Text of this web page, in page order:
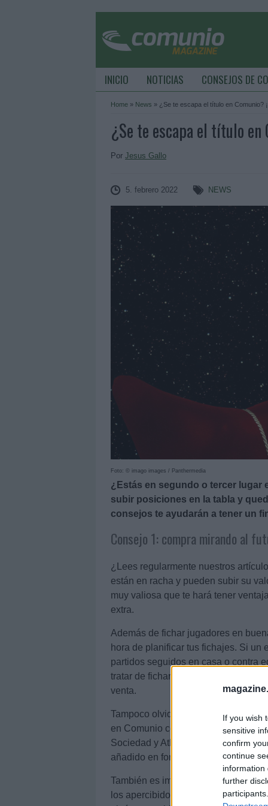
If you wish
sensitive
confirm
continue
information
further
INICIO NOTICIAS CONSEJOS DE
Home » News » ¿Se te escapa el título en Comunio?
¿Se te escapa el título en
Por Jesus Gallo
5. febrero 2022 NEWS
Foto: © imago images / Panthermedia
¿Estás en segundo o tercer lugar
subir posiciones en la tabla y
consejos te ayudarán a tener un
Consejo 1: compra mirando al
¿Lees regularmente nuestros
están en racha y pueden subir su
muy valiosa que te hará tener
extra.
Además de fichar jugadores en
hora de planificar tus fichajes. Si un
partidos seguidos en casa o contra
tratar de fichar a alguno de sus
venta.
Tampoco olvides que aún quedan
en Comunio como
jornada extra,
Sociedad y Atlético-Levante. Por
añadido en forma de puntos y
También es importante planificar
los apercibidos de sanción por